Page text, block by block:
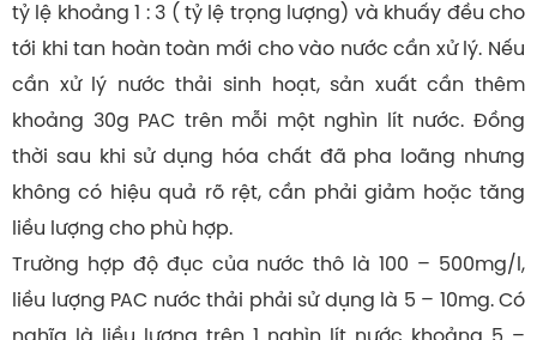
tỷ lệ khoảng 1 : 3 ( tỷ lệ trọng lượng) và khuấy đều cho
tới khi tan hoàn toàn mới cho vào nước cần xử lý. Nếu
cần xử lý nước thải sinh hoạt, sản xuất cần thêm
khoảng 30g PAC trên mỗi một nghìn lít nước. Đồng
thời sau khi sử dụng hóa chất đã pha loãng nhưng
không có hiệu quả rõ rệt, cần phải giảm hoặc tăng
liều lượng cho phù hợp.
Trường hợp độ đục của nước thô là 100 – 500mg/l,
liều lượng PAC nước thải phải sử dụng là 5 – 10mg. Có